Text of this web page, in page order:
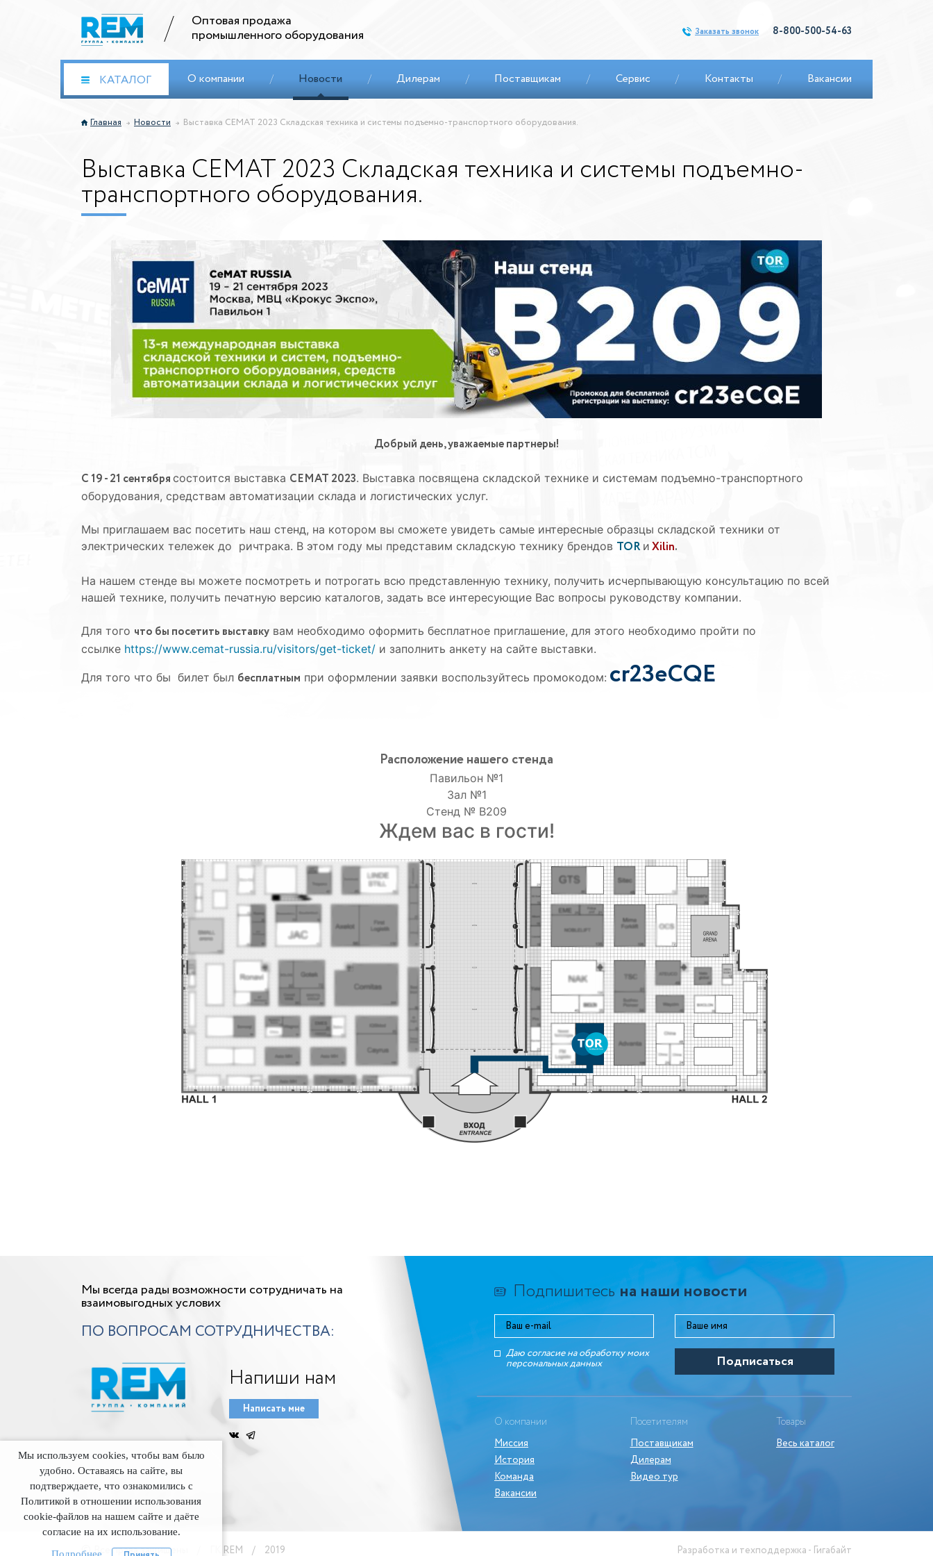
Оптовая продажа
промышленного оборудования
Заказать звонок 8-800-500-54-63
КАТАЛОГ О компании / Новости / Дилерам / Поставщикам / Сервис / Контакты / Вакансии
Главная Новости Выставка СЕМАТ 2023 Складская техника и системы подъемно-транспортного оборудования.
Выставка СЕМАТ 2023 Складская техника и системы подъемно-
транспортного оборудования.
Добрый день, уважаемые партнеры!
С 19 - 21 сентября состоится выставка СЕМАТ 2023. Выставка посвящена складской технике и системам подъемно-транспортного
оборудования, средствам автоматизации склада и логистических услуг.
Мы приглашаем вас посетить наш стенд, на котором вы сможете увидеть самые интересные образцы складской техники от
электрических тележек до ричтрака. В этом году мы представим складскую технику брендов TOR и Xilin.
На нашем стенде вы можете посмотреть и потрогать всю представленную технику, получить исчерпывающую консультацию по всей
нашей технике, получить печатную версию каталогов, задать все интересующие Вас вопросы руководству компании.
Для того что бы посетить выставку вам необходимо оформить бесплатное приглашение, для этого необходимо пройти по
ссылке https://www.cemat-russia.ru/visitors/get-ticket/ и заполнить анкету на сайте выставки.
Для того что бы билет был бесплатным при оформлении заявки воспользуйтесь промокодом: cr23eCQE
Расположение нашего стенда
Павильон №1
Зал №1
Стенд № В209
Ждем вас в гости!
Мы всегда рады возможности сотрудничать на
взаимовыгодных услових
ПО ВОПРОСАМ СОТРУДНИЧЕСТВА:
Напиши нам
Написать мне
Подпишитесьна наши новости
Даю согласие на обработку моих
персональных данныx
О компании
Миссия
История
Команда
Вакансии
Посетителям
Поставщикам
Дилерам
Видео тур
Товары
Весь каталог
Разработка и техподдержка - Гигабайт
© Все права защищены ГК REM / 2019
Мы используем cookies, чтобы вам было
удобно. Оставаясь на сайте, вы
подтверждаете, что ознакомились с
Политикой в отношении использования
cookie-файлов на нашем сайте и даёте
согласие на их использование.